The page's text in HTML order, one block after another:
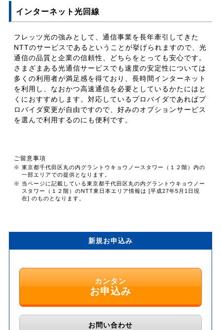
インターネット光回線
フレッツ光の強みとして、通信事業を長年牽引してきた
NTTのサービスであるということが挙げられますので、光
通信の品質と企業の信頼性、どちらをとっても安心です。
さまざまある光通信サービスでも速度の安定性については
多くの利用者が満足感を得ており、長時間インターネット
を利用し、なおかつ高速通信を必要としているかたにはと
くにおすすめします。対応しているプロバイダであればプ
ロバイダ変更が自由ですので、好みのオプションサービス
を選んで利用するのにも便利です。
ご留意事項
※ 東京都千代田区丸の内グラントウキョウノースタワー（１２階）内の
一部エリアでの提供となります。
※ 当ページに記載している東京都千代田区丸の内グラントウキョウノー
スタワー（１２階）のNTT東日本エリア情報は [平成27年5月1日現
在] のものとなります。
新規お申込み
カンタン
お申込み
お問い合わせ